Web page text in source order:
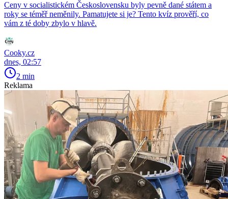
Ceny v socialistickém Československu byly pevně dané státem a
roky se téměř neměnily. Pamatujete si je? Tento kvíz prověří, co
vám z té doby zbylo v hlavě.
Cooky.cz
dnes, 02:57
2 min
Reklama